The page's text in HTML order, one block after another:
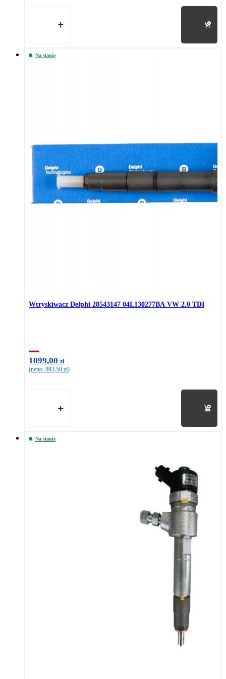
Na stanie
Wtryskiwacz Delphi 28543147 04L130277BA VW 2.0 TDI
1099,00 zł
(netto: 893,50 zł)
Na stanie